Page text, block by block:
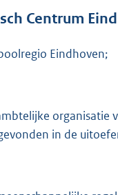
Centrum
Eindhoven;
organisatie
in de